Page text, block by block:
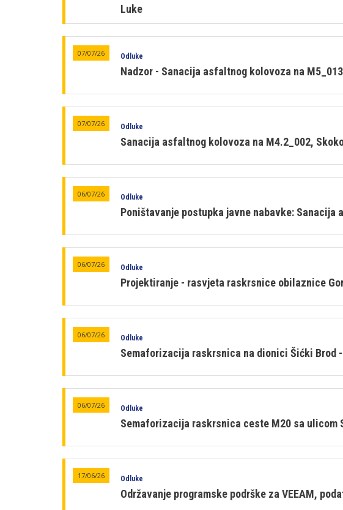
Luke
07/07/26 Odluke
Nadzor - Sanacija asfaltnog kolovoza na
07/07/26 Odluke
Sanacija asfaltnog kolovoza na M4.2_002,
06/07/26 Odluke
Poništavanje postupka javne nabavke: Sanacija
06/07/26 Odluke
Projektiranje - rasvjeta raskrsnice obilaznice
06/07/26 Odluke
Semaforizacija raskrsnica na dionici Šićki Brod -
06/07/26 Odluke
Semaforizacija raskrsnica ceste M20 sa ulicom
17/06/26 Odluke
Održavanje programske podrške za VEEAM,